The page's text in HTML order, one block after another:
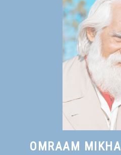
OMRAAM